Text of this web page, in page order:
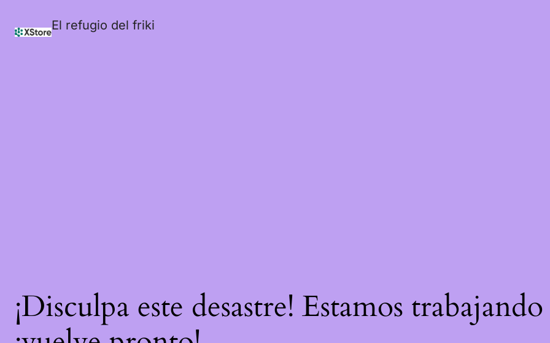
El refugio del friki
¡Disculpa este desastre! Estamos